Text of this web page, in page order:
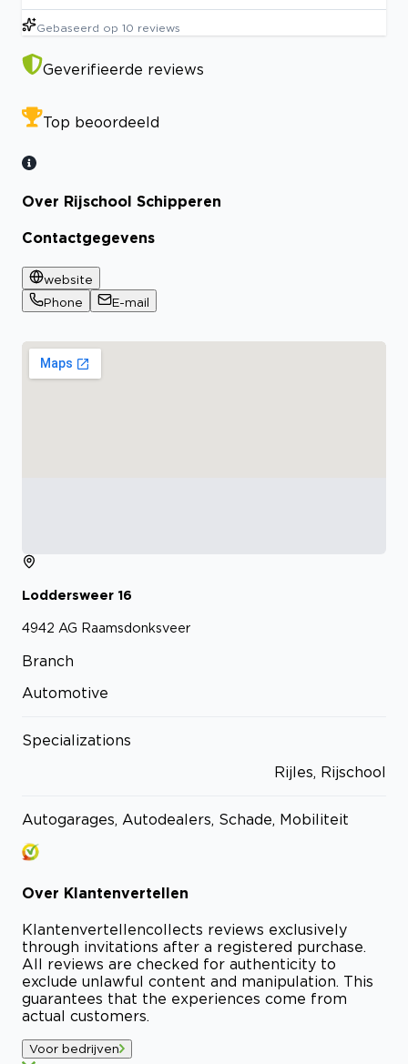
Gebaseerd op 10 reviews
Geverifieerde reviews
Top beoordeeld
Over Rijschool Schipperen
Contactgegevens
website
Phone
E-mail
Loddersweer 16
4942 AG Raamsdonksveer
Branch
Automotive
Specializations
Rijles, Rijschool
Autogarages, Autodealers, Schade, Mobiliteit
Over Klantenvertellen
Klantenvertellencollects reviews exclusively
through invitations after a registered purchase.
All reviews are checked for authenticity to
exclude unlawful content and manipulation. This
guarantees that the experiences come from
actual customers.
Voor bedrijven